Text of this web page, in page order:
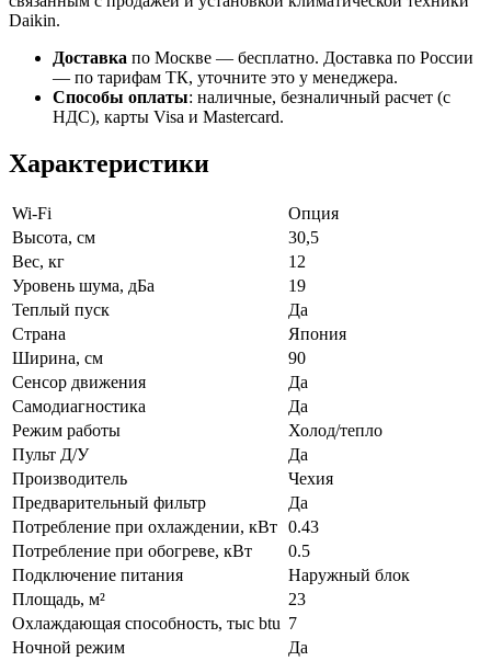
Daikin.
Доставка по Москве — бесплатно. Доставка по России
— по тарифам ТК, уточните это у менеджера.
Способы оплаты: наличные, безналичный расчет (с
НДС), карты Visa и Mastercard.
Характеристики
Wi-Fi
Опция
Высота, см
30,5
Вес, кг
12
Уровень шума, дБа
19
Теплый пуск
Да
Страна
Япония
Ширина, см
90
Сенсор движения
Да
Самодиагностика
Да
Режим работы
Холод/тепло
Пульт Д/У
Да
Производитель
Чехия
Предварительный фильтр
Да
Потребление при охлаждении, кВт 0.43
Потребление при обогреве, кВт
0.5
Подключение питания
Наружный блок
Площадь, м²
23
Охлаждающая способность, тыс btu 7
Ночной режим
Да